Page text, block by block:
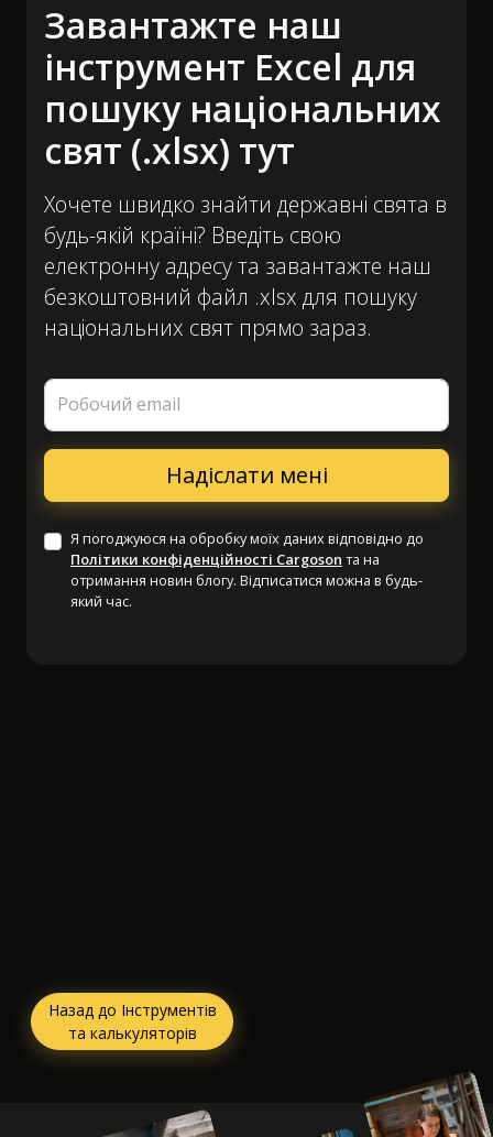
Завантажте наш
інструмент Excel для
пошуку національних
свят (.xlsx) тут
Хочете швидко знайти державні свята в
будь-якій країні? Введіть свою
електронну адресу та завантажте наш
безкоштовний файл .xlsx для пошуку
національних свят прямо зараз.
Робочий email
Я погоджуюся на обробку моїх даних відповідно до
Політики конфіденційності Cargoson та на
отримання новин блогу. Відписатися можна в будь-
який час.
Назад до Інструментів
та калькуляторів